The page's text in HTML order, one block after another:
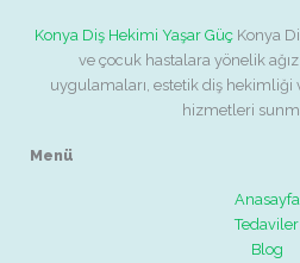
Konya Diş Hekimi Yaşar Güç Konya
ve çocuk hastalara yönelik
uygulamaları, estetik diş hekimliği
hizmetleri
Menü
Anasayfa
Tedaviler
Blog